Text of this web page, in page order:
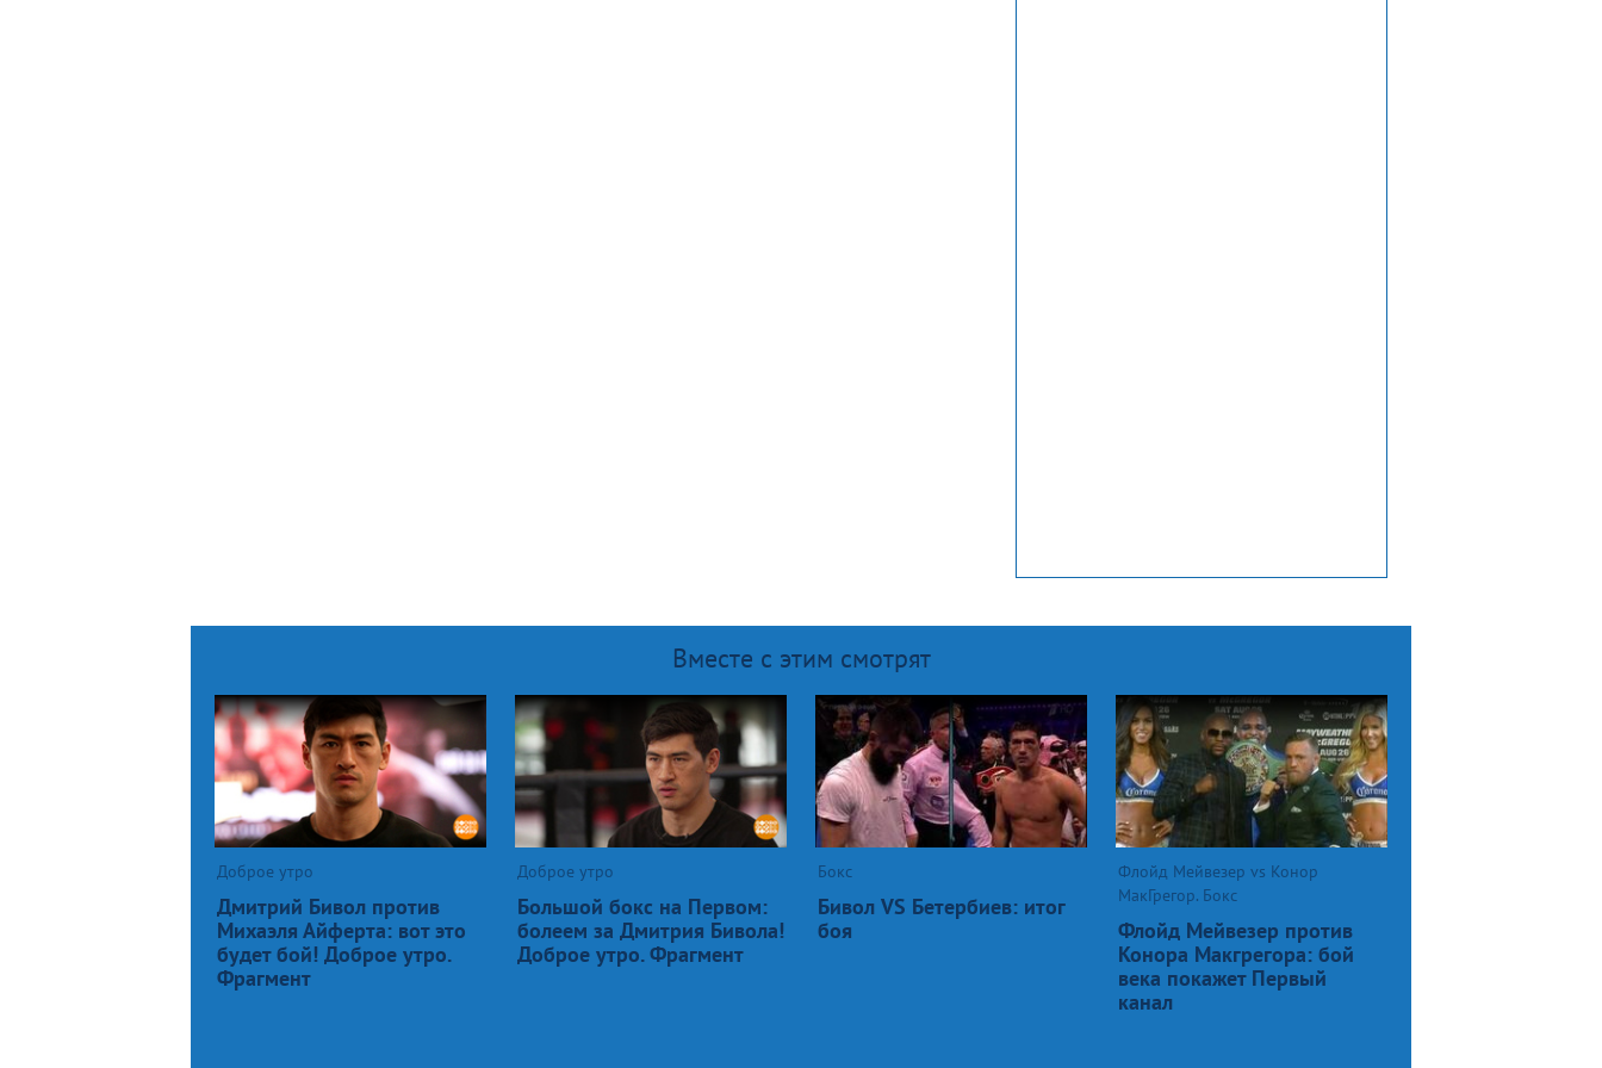
Вместе с этим смотрят
Доброе утро
Дмитрий Бивол против
Михаэля Айферта: вот это
будет бой! Доброе утро.
Фрагмент
Доброе утро
Большой бокс на Первом:
болеем за Дмитрия Бивола!
Доброе утро. Фрагмент
Бокс
Бивол VS Бетербиев: итог
боя
Флойд Мейвезер vs Конор
МакГрегор. Бокс
Флойд Мейвезер против
Конора Макгрегора: бой
века покажет Первый
канал